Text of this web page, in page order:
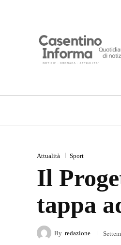
Attualità Sport
Il
tappa
By redazione